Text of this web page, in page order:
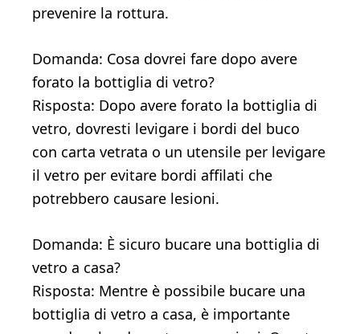
prevenire la rottura.
Domanda: Cosa dovrei fare dopo avere
forato la bottiglia di vetro?
Risposta: Dopo avere forato la bottiglia di
vetro, dovresti levigare i bordi del buco
con carta vetrata o un utensile per levigare
il vetro per evitare bordi affilati che
potrebbero causare lesioni.
Domanda: È sicuro bucare una bottiglia di
vetro a casa?
Risposta: Mentre è possibile bucare una
bottiglia di vetro a casa, è importante